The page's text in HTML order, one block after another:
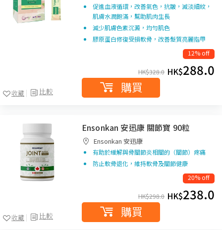
比較
收藏
促進血液循環，改善氣色，抗皺，減淡細紋，
肌膚水潤飽滿，幫助肌肉生長
減少肌膚色素沉澱，均勻肌色
膠原蛋白修復受損軟骨，改善髮質亮麗指甲
12% off
HK$328.0 HK$288.0
購買
比較
收藏
Ensonkan 安迅康 關節寶 90粒
Ensonkan 安迅康
有助於緩解與骨關節炎相關的（關節）疼痛
防止軟骨退化，維持軟骨及關節健康
20% off
HK$298.0 HK$238.0
購買